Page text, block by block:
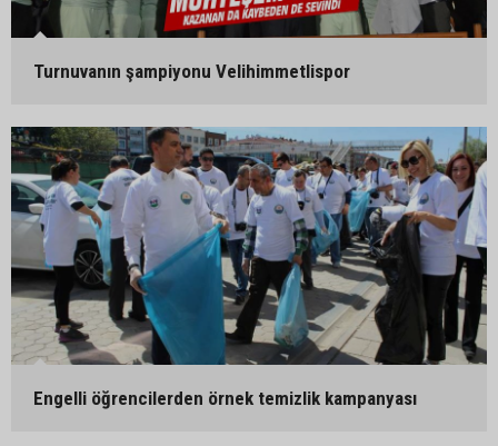
Turnuvanın şampiyonu Velihimmetlispor
Engelli öğrencilerden örnek temizlik kampanyası